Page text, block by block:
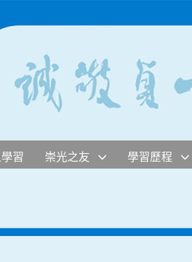
習 崇光之友 學習歷程